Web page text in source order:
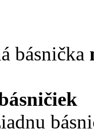
básnička